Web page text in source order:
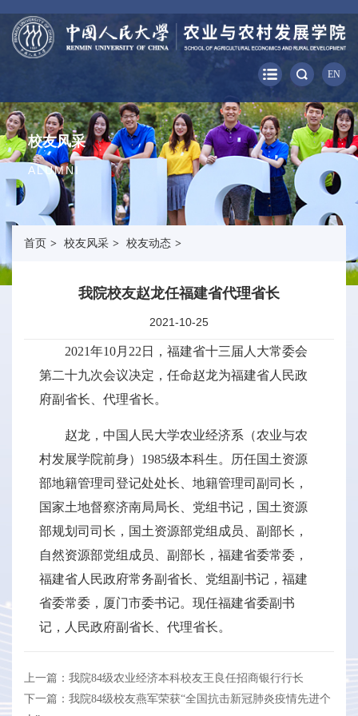
EN
校友风采
ALUMNI
首页 > 校友风采 > 校友动态 >
我院校友赵龙任福建省代理省长
2021-10-25
2021年10月22日，福建省十三届人大常委会
第二十九次会议决定，任命赵龙为福建省人民政
府副省长、代理省长。
赵龙，中国人民大学农业经济系（农业与农
村发展学院前身）1985级本科生。历任国土资源
部地籍管理司登记处处长、地籍管理司副司长，
国家土地督察济南局局长、党组书记，国土资源
部规划司司长，国土资源部党组成员、副部长，
自然资源部党组成员、副部长，福建省委常委，
福建省人民政府常务副省长、党组副书记，福建
省委常委，厦门市委书记。现任福建省委副书
记，人民政府副省长、代理省长。
上一篇：我院84级农业经济本科校友王良任招商银行行长
下一篇：我院84级校友燕军荣获“全国抗击新冠肺炎疫情先进个